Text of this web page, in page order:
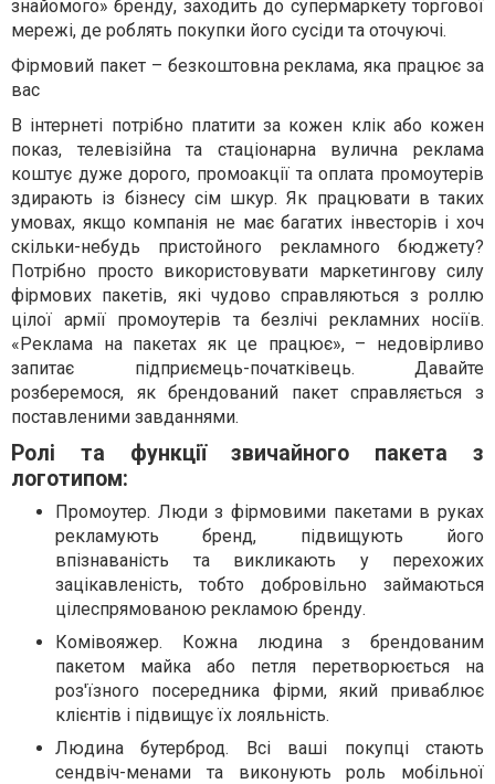
знайомого» бренду, заходить до супермаркету торгової
мережі, де роблять покупки його сусіди та оточуючі.
Фірмовий пакет – безкоштовна реклама, яка працює за
вас
В інтернеті потрібно платити за кожен клік або кожен
показ, телевізійна та стаціонарна вулична реклама
коштує дуже дорого, промоакції та оплата промоутерів
здирають із бізнесу сім шкур. Як працювати в таких
умовах, якщо компанія не має багатих інвесторів і хоч
скільки-небудь пристойного рекламного бюджету?
Потрібно просто використовувати маркетингову силу
фірмових пакетів, які чудово справляються з роллю
цілої армії промоутерів та безлічі рекламних носіїв.
«Реклама на пакетах як це працює», – недовірливо
запитає підприємець-початківець. Давайте
розберемося, як брендований пакет справляється з
поставленими завданнями.
Ролі та функції звичайного пакета з
логотипом:
Промоутер. Люди з фірмовими пакетами в руках
рекламують бренд, підвищують його
впізнаваність та викликають у перехожих
зацікавленість, тобто добровільно займаються
цілеспрямованою рекламою бренду.
Комівояжер. Кожна людина з брендованим
пакетом майка або петля перетворюється на
роз'їзного посередника фірми, який приваблює
клієнтів і підвищує їх лояльність.
Людина бутерброд. Всі ваші покупці стають
сендвіч-менами та виконують роль мобільної